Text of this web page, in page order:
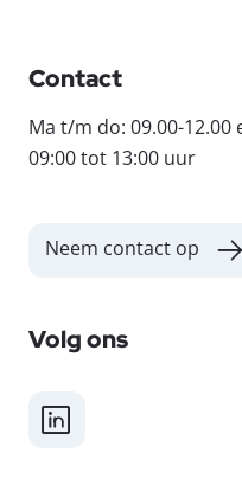
Contact
Ma t/m do: 09.00-12.00
09:00 tot 13:00 uur
Neem contact op
Volg ons
LinkedIn